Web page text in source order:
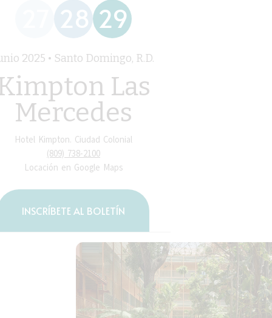
28 29
2025 • Santo Domingo, R.D.
Las
Mercedes
Hotel Kimpton. Ciudad Colonial
(809) 738-2100
Locación en Google Maps
INSCRÍBETE AL BOLETÍN